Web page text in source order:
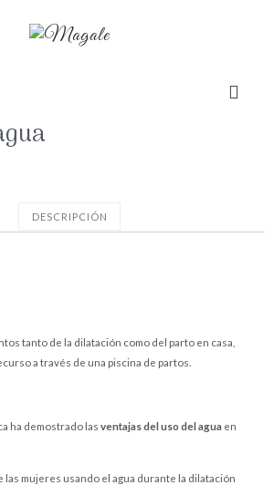
DESCRIPCIÓN
tanto de la dilatación como del parto en casa,
a través de una piscina de partos.
ha demostrado las ventajas del uso del agua en
las mujeres usando el agua durante la dilatación